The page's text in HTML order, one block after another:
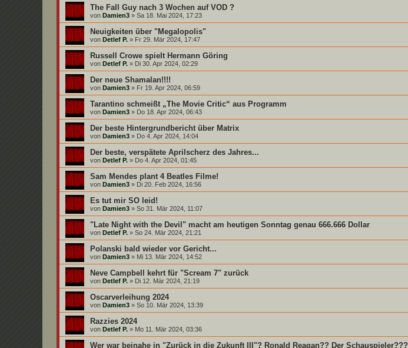
The Fall Guy nach 3 Wochen auf VOD ?
von Damien3 » Sa 18. Mai 2024, 17:23
Neuigkeiten über "Megalopolis"
von Detlef P. » Fr 29. Mär 2024, 17:47
Russell Crowe spielt Hermann Göring
von Detlef P. » Di 30. Apr 2024, 02:29
Der neue Shamalan!!!!
von Damien3 » Fr 19. Apr 2024, 06:59
Tarantino schmeißt „The Movie Critic“ aus Programm
von Damien3 » Do 18. Apr 2024, 06:43
Der beste Hintergrundbericht über Matrix
von Damien3 » Do 4. Apr 2024, 14:04
Der beste, verspätete Aprilscherz des Jahres...
von Detlef P. » Do 4. Apr 2024, 01:45
Sam Mendes plant 4 Beatles Filme!
von Damien3 » Di 20. Feb 2024, 16:56
Es tut mir SO leid!
von Damien3 » So 31. Mär 2024, 11:07
"Late Night with the Devil" macht am heutigen Sonntag genau 666.666 Dollar
von Detlef P. » So 24. Mär 2024, 21:21
Polanski bald wieder vor Gericht...
von Damien3 » Mi 13. Mär 2024, 14:52
Neve Campbell kehrt für "Scream 7" zurück
von Detlef P. » Di 12. Mär 2024, 21:19
Oscarverleihung 2024
von Damien3 » So 10. Mär 2024, 13:39
Razzies 2024
von Detlef P. » Mo 11. Mär 2024, 03:36
Wer war beinahe in "Zurück in die Zukunft III"? Ronald Reagan?? Der Schauspieler???